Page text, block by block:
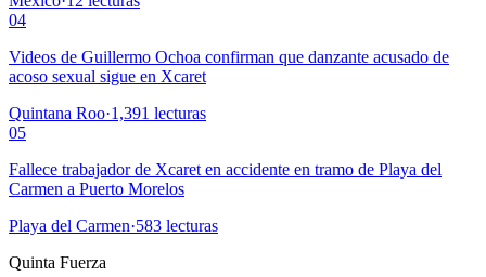
04
Videos de Guillermo Ochoa confirman que danzante acusado de
acoso sexual sigue en Xcaret
Quintana Roo·1,391 lecturas
05
Fallece trabajador de Xcaret en accidente en tramo de Playa del
Carmen a Puerto Morelos
Playa del Carmen·583 lecturas
Quinta Fuerza